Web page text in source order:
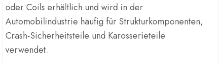
oder Coils erhältlich und wird in der
Automobilindustrie häufig für Strukturkomponenten,
Crash-Sicherheitsteile und Karosserieteile
verwendet.